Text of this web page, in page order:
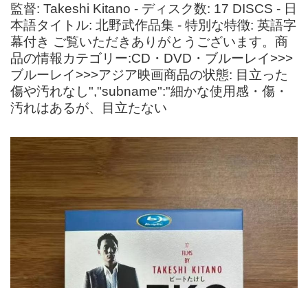
監督: Takeshi Kitano - ディスク数: 17 DISCS - 日
本語タイトル: 北野武作品集 - 特別な特徴: 英語字
幕付き ご覧いただきありがとうございます。商
品の情報カテゴリー:CD・DVD・ブルーレイ>>>
ブルーレイ>>>アジア映画商品の状態: 目立った
傷や汚れなし","subname":"細かな使用感・傷・
汚れはあるが、目立たない